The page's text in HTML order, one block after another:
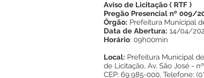
Aviso de Licitação ( RTF )
Pregão Presencial nº 009/
Órgão: Prefeitura Municipal
Data de Abertura: 14/04/
Horário: 09h00min
Local: Prefeitura Municipal
de Licitação, Av. São José -
CEP: 69.985-000, Telefone: